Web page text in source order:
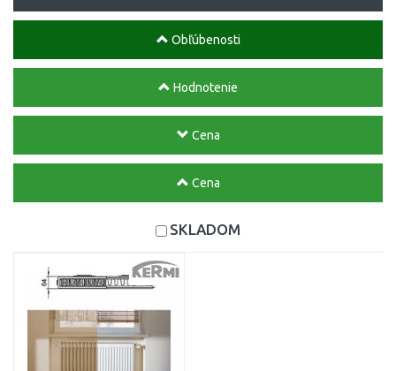
Obľúbenosti
Hodnotenie
Cena
Cena
SKLADOM